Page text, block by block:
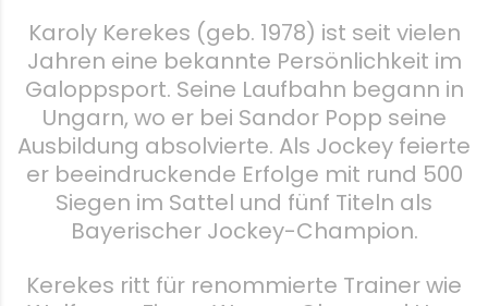
Karoly Kerekes (geb. 1978) ist seit vielen
Jahren eine bekannte Persönlichkeit im
Galoppsport. Seine Laufbahn begann in
Ungarn, wo er bei Sandor Popp seine
Ausbildung absolvierte. Als Jockey feierte
er beeindruckende Erfolge mit rund 500
Siegen im Sattel und fünf Titeln als
Bayerischer Jockey-Champion.
Kerekes ritt für renommierte Trainer wie